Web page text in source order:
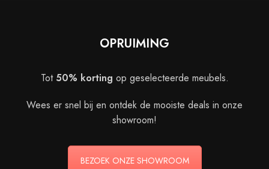
OPRUIMING
Tot 50% korting op geselecteerde meubels.
Wees er snel bij en ontdek de mooiste deals in onze
showroom!
BEZOEK ONZE SHOWROOM